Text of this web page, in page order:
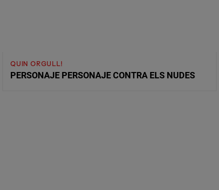
QUIN ORGULL!
PERSONAJE PERSONAJE CONTRA ELS NUDES